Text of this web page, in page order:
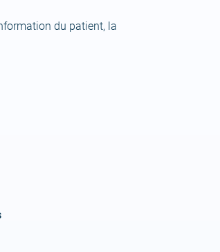
du patient, la